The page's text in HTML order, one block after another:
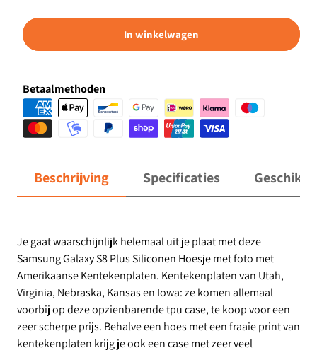
In winkelwagen
Betaalmethoden
Beschrijving Specificaties Geschikt
Je gaat waarschijnlijk helemaal uit je plaat met deze
Samsung Galaxy S8 Plus Siliconen Hoesje met foto met
Amerikaanse Kentekenplaten. Kentekenplaten van Utah,
Virginia, Nebraska, Kansas en Iowa: ze komen allemaal
voorbij op deze opzienbarende tpu case, te koop voor een
zeer scherpe prijs. Behalve een hoes met een fraaie print van
kentekenplaten krijg je ook een case met zeer veel